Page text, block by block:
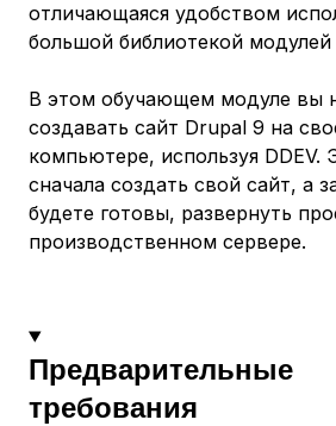
отличающаяся удобством
большой библиотекой модулей
В этом обучающем модуле вы
создавать сайт Drupal 9 на
компьютере, используя DDEV.
сначала создать свой сайт, а
будете готовы, развернуть
производственном сервере.
Предварительные
требования